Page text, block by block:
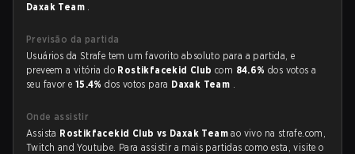
Daxak Team .
Previsão da partida
Usuários da Strafe tem um favorito absoluto para a partida, e
preveem a vitória do Rostikfacekid Clubcom 84.6%dos votos a
seu favor e 15.4%dos votos para Daxak Team .
Onde assistir
Assista Rostikfacekid Club vs Daxak Teamao vivo na strafe.com,
Twitch and Youtube. Para assistir a mais partidas como esta, visite o